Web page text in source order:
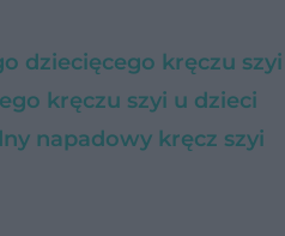
dziecięcego kręczu szyi
kręczu szyi u dzieci
napadowy kręcz szyi